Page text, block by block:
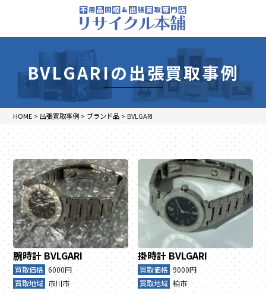
BVLGARIの出張買取事例
HOME > 出張買取事例 > ブランド品 >BVLGARI
腕時計 BVLGARI
買取価格 6000円
買取地域 市川市
掛時計 BVLGARI
買取価格 9000円
買取地域 柏市